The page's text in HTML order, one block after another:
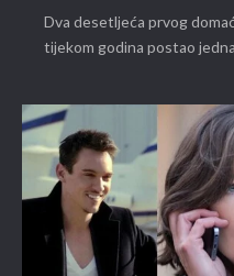
Dva desetljeća prvog
tijekom godina postao